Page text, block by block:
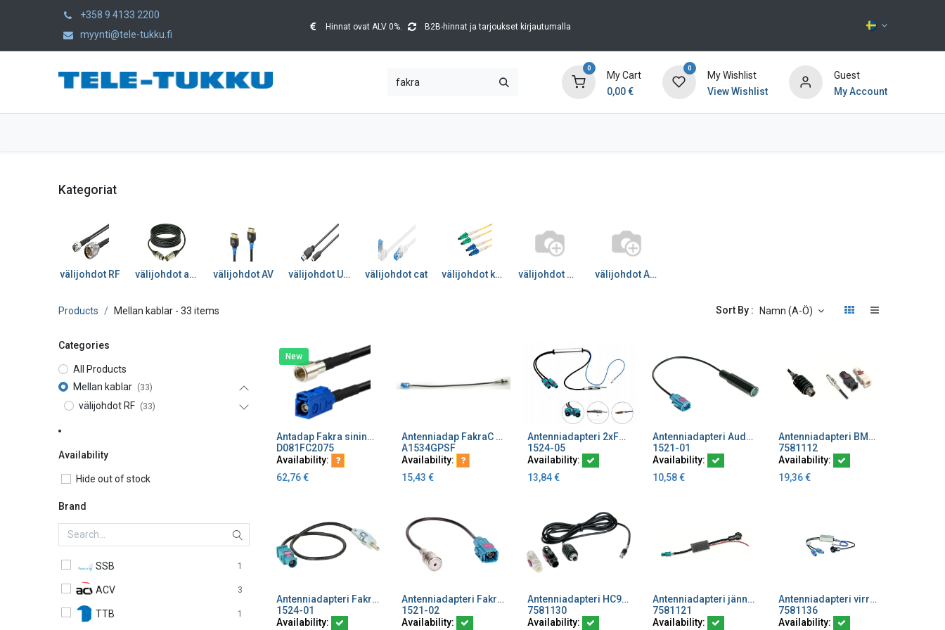
+358 9 4133 2200
myynti@tele-tukku.fi
Hinnat ovat ALV 0%. B2B-hinnat ja tarjoukset kirjautumalla
0
My Cart
0,00€
0
My Wishlist
View Wishlist
Guest
My Account
Kategoriat
välijohdot RF välijohdot audio välijohdot AV välijohdot USB välijohdot cat välijohdot kuitu välijohdot muut välijohdot AC/DC
Products Mellan kablar- 33 items Sort By : Namn (A-Ö)
Categories
All Products
Mellan kablar
(33)
välijohdot RF (33)
Availability
Hide out of stock
Brand
SSB 1
ACV 3
TTB 1
New
Add to Cart
Antadap Fakra sininen naaras/FME uros 7,5 m
D081FC2075
Availability:
62,76€
Add to Cart
Antenniadap FakraC uros/FMEnaar Sininen "GPS"
A1534GPSF
Availability:
15,43 €
Add to Cart
Antenniadapteri 2xFakra/DIN johdolla+virransyöttö
1524-05
Availability:
13,84€
Add to Cart
Antenniadapteri Audi BMW VW FAKRA Z naaras > DIN-naaras
1521-01
Availability:
10,58€
Add to Cart
Antenniadapteri BMW,VW HC97-uros/Fakra
7581112
Availability:
19,36€
Add to Cart
Antenniadapteri Fakra/DIN johdolla
1524-01
Availability:
Add to Cart
Antenniadapteri Fakra Z naaras/ ISO naaras
1521-02
Availability:
Add to Cart
Antenniadapteri HC97-uros/FAKRA-naaras MU/VA
7581130
Availability:
Add to Cart
Antenniadapteri jännitteensyöttö FAKRA Z-uros/ISO-uros
7581121
Availability:
Add to Cart
Antenniadapteri virransyöttö 2xFAKRAZ-uros/ISO-uros
7581136
Availability: